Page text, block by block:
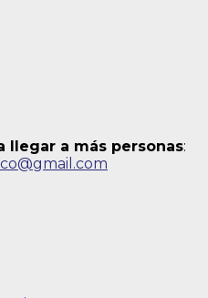
llegar a más personas: